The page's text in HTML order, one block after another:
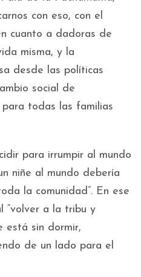
con eso, con el
cuanto a dadoras de
misma, y la
desde las políticas
social de
todas las familias
para irrumpir al mundo
niñe al mundo debería
la comunidad”. En ese
“volver a la tribu y
está sin dormir,
de un lado para el